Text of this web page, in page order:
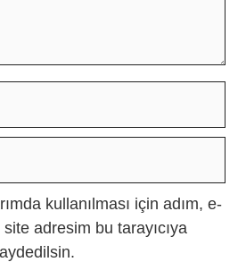
İnternet
sitesi
kullanılması için adım, e-
adresim bu tarayıcıya